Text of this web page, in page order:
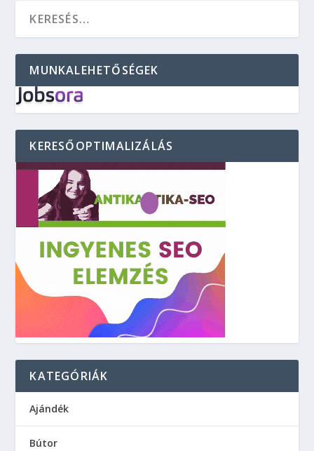
MUNKALEHETŐSÉGEK
KERESŐOPTIMALIZÁLÁS
KATEGÓRIÁK
Ajándék
Bútor